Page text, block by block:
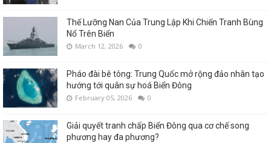
Thế Lưỡng Nan Của Trung Lập Khi Chiến Tranh Bùng
Nổ Trên Biển
March 12, 2026 0
Pháo đài bê tông: Trung Quốc mở rộng đảo nhân tạo
hướng tới quân sự hoá Biển Đông
February 05, 2026 0
Giải quyết tranh chấp Biển Đông qua cơ chế song
phương hay đa phương?